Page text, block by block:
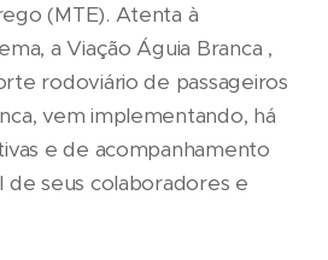
(MTE). Atenta à
a Viação Águia Branca ,
rodoviário de passageiros
vem implementando, há
e de acompanhamento
de seus colaboradores e